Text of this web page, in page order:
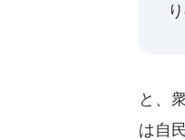
と、
は自